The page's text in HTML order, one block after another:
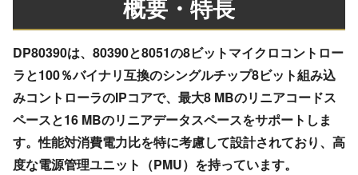
概要・特長
DP80390は、80390と8051の8ビットマイクロコントロー
ラと100％バイナリ互換のシングルチップ8ビット組み込
みコントローラのIPコアで、最大8 MBのリニアコードス
ペースと16 MBのリニアデータスペースをサポートしま
す。性能対消費電力比を特に考慮して設計されており、高
度な電源管理ユニット（PMU）を持っています。